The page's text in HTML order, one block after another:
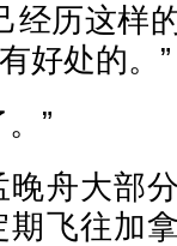
经历这样
好处的。”
”
舟大部
飞往加